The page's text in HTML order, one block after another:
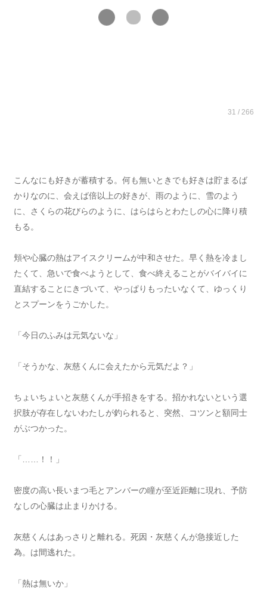
31 / 266
こんなにも好きが蓄積する。何も無いときでも好きは貯まるば
かりなのに、会えば倍以上の好きが、雨のように、雪のよう
に、さくらの花びらのように、はらはらとわたしの心に降り積
もる。
頬や心臓の熱はアイスクリームが中和させた。早く熱を冷まし
たくて、急いで食べようとして、食べ終えることがバイバイに
直結することにきづいて、やっぱりもったいなくて、ゆっくり
とスプーンをうごかした。
「今日のふみは元気ないな」
「そうかな、灰慈くんに会えたから元気だよ？」
ちょいちょいと灰慈くんが手招きをする。招かれないという選
択肢が存在しないわたしが釣られると、突然、コツンと額同士
がぶつかった。
「……！！」
密度の高い長いまつ毛とアンバーの瞳が至近距離に現れ、予防
なしの心臓は止まりかける。
灰慈くんはあっさりと離れる。死因・灰慈くんが急接近した
為。は間逃れた。
「熱は無いか」